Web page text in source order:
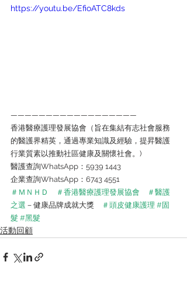
https://youtu.be/EfioATC8kds
——————————————————
香港醫療護理發展協會（旨在集結有志社會服務
的醫護界精英，通過專業知識及經驗，提昇醫護
行業質素以推動社區健康及關懷社會。)
醫護查詢WhatsApp：5939 1443
企業查詢WhatsApp：6743 4551
＃ＭＮＨＤ
＃香港醫療護理發展協會
＃醫護
之選 －健康品牌成就大獎 ＃頭皮健康護理 #固
髮 #黑髮
活動回顧